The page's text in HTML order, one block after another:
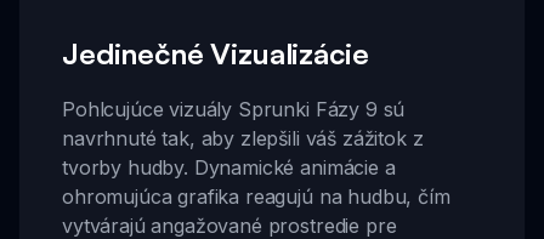
Jedinečné Vizualizácie
Pohlcujúce vizuály Sprunki Fázy 9 sú
navrhnuté tak, aby zlepšili váš zážitok z
tvorby hudby. Dynamické animácie a
ohromujúca grafika reagujú na hudbu, čím
vytvárajú angažované prostredie pre